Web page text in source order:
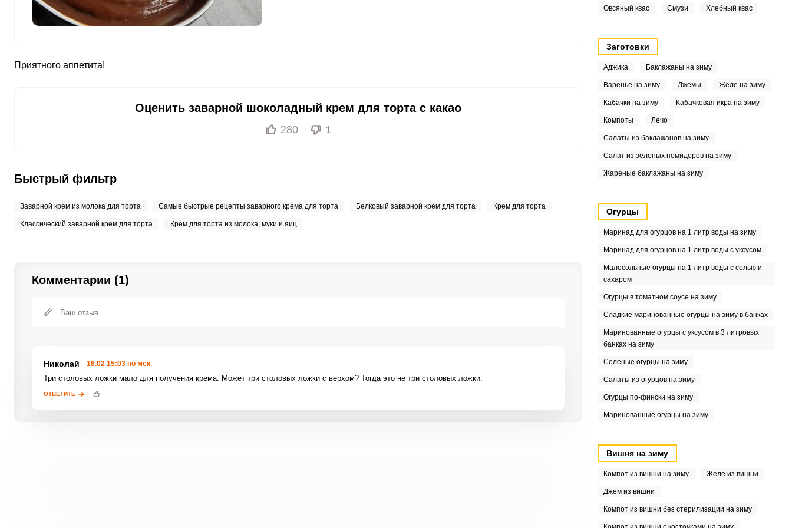
Медь 1941.1 мкг
Рубидий
Ванадий 67.5 мкг
Приятного аппетита!
Оценить заварной шоколадный крем для торта с какао
280 1
Быстрый фильтр
Заварной крем из молока для торта Самые быстрые рецепты заварного крема для торта Белковый заварной крем для торта Крем для торта
Классический заварной крем для торта Крем для торта из молока, муки и яиц
Комментарии (1)
Николай 16.02 15:03 по мск.
Три столовых ложки мало для получения крема. Может три столовых ложки с верхом? Тогда это не три столовых ложки.
ОТВЕТИТЬ
Овсяный квас Смузи Хлебный квас
Заготовки
Аджика Баклажаны на зиму
Варенье на зиму Джемы Желе на зиму
Кабачки на зиму Кабачковая икра на зиму
Компоты Лечо
Салаты из баклажанов на зиму
Салат из зеленых помидоров на зиму
Жареные баклажаны на зиму
Огурцы
Маринад для огурцов на 1 литр воды на зиму
Маринад для огурцов на 1 литр воды с уксусом
Малосольные огурцы на 1 литр воды с солью и
сахаром
Огурцы в томатном соусе на зиму
Сладкие маринованные огурцы на зиму в банках
Маринованные огурцы с уксусом в 3 литровых
банках на зиму
Соленые огурцы на зиму
Салаты из огурцов на зиму
Огурцы по-фински на зиму
Маринованные огурцы на зиму
Вишня на зиму
Компот из вишни на зиму Желе из вишни
Джем из вишни
Компот из вишни без стерилизации на зиму